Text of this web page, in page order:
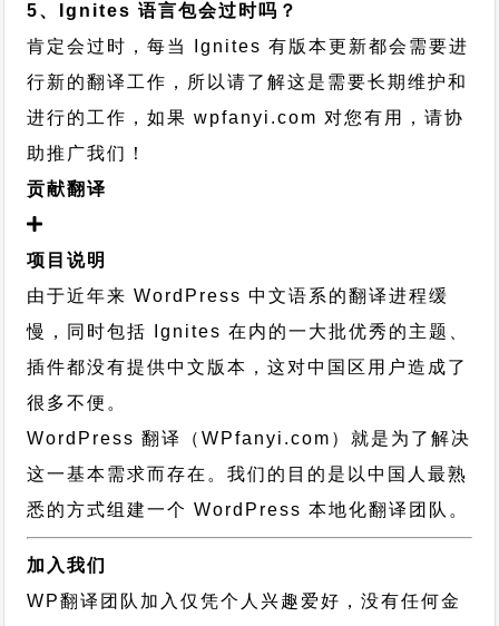
5、Ignites 语言包会过时吗？
肯定会过时，每当 Ignites 有版本更新都会需要进
行新的翻译工作，所以请了解这是需要长期维护和
进行的工作，如果 wpfanyi.com 对您有用，请协
助推广我们！
贡献翻译
项目说明
由于近年来 WordPress 中文语系的翻译进程缓
慢，同时包括 Ignites 在内的一大批优秀的主题、
插件都没有提供中文版本，这对中国区用户造成了
很多不便。
WordPress 翻译（WPfanyi.com） 就是为了解决
这一基本需求而存在。我们的目的是以中国人最熟
悉的方式组建一个 WordPress 本地化翻译团队。
加入我们
WP翻译团队加入仅凭个人兴趣爱好，没有任何金